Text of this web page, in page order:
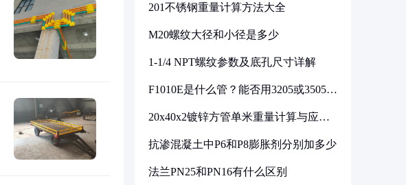
201不锈钢重量计算方法大全
M20螺纹大径和小径是多少
1-1/4 NPT螺纹参数及底孔尺寸详解
F1010E是什么管？能否用3205或3505代
20x40x2镀锌方管单米重量计算与应用
抗渗混凝土中P6和P8膨胀剂分别加多少
法兰PN25和PN16有什么区别